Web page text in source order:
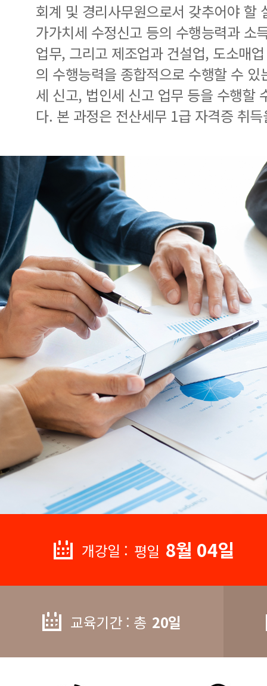
회계 및 경리사무원으로서 갖추어야 할
가가치세 수정신고 등의 수행능력과 소
업무, 그리고 제조업과 건설업, 도소매
의 수행능력을 종합적으로 수행할 수
세 신고, 법인세 신고 업무 등을 수행할
다. 본 과정은 전산세무 1급 자격증 취
개강일 : 평일 8월 04일
교육기간 : 총 20일